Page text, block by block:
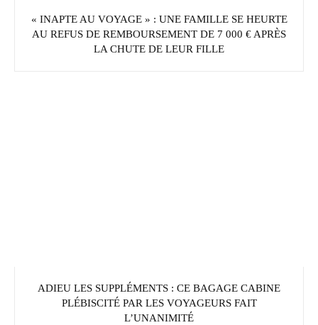
« INAPTE AU VOYAGE » : UNE FAMILLE SE HEURTE
AU REFUS DE REMBOURSEMENT DE 7 000 € APRÈS
LA CHUTE DE LEUR FILLE
ADIEU LES SUPPLÉMENTS : CE BAGAGE CABINE
PLÉBISCITÉ PAR LES VOYAGEURS FAIT
L’UNANIMITÉ